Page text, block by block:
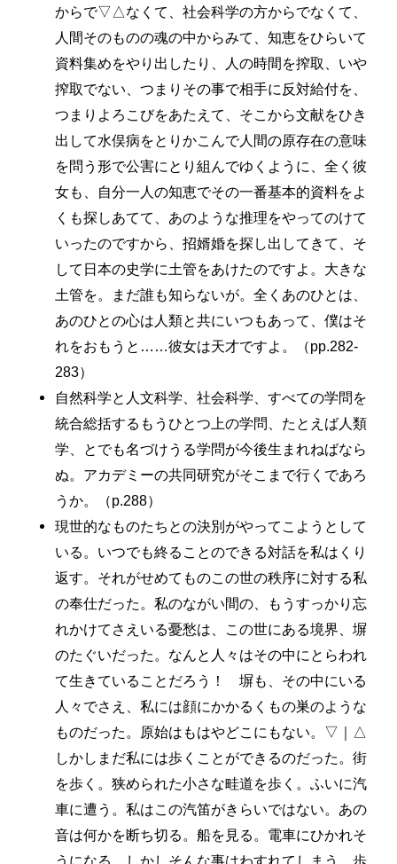
からで▽△なくて、社会科学の方からでなくて、
人間そのものの魂の中からみて、知恵をひらいて
資料集めをやり出したり、人の時間を搾取、いや
搾取でない、つまりその事で相手に反対給付を、
つまりよろこびをあたえて、そこから文献をひき
出して水俣病をとりかこんで人間の原存在の意味
を問う形で公害にとり組んでゆくように、全く彼
女も、自分一人の知恵でその一番基本的資料をよ
くも探しあてて、あのような推理をやってのけて
いったのですから、招婿婚を探し出してきて、そ
して日本の史学に土管をあけたのですよ。大きな
土管を。まだ誰も知らないが。全くあのひとは、
あのひとの心は人類と共にいつもあって、僕はそ
れをおもうと……彼女は天才ですよ。（pp.282-
283）
自然科学と人文科学、社会科学、すべての学問を
統合総括するもうひとつ上の学問、たとえば人類
学、とでも名づけうる学問が今後生まれねばなら
ぬ。アカデミーの共同研究がそこまで行くであろ
うか。（p.288）
現世的なものたちとの決別がやってこようとして
いる。いつでも終ることのできる対話を私はくり
返す。それがせめてものこの世の秩序に対する私
の奉仕だった。私のながい間の、もうすっかり忘
れかけてさえいる憂愁は、この世にある境界、塀
のたぐいだった。なんと人々はその中にとらわれ
て生きていることだろう！ 塀も、その中にいる
人々でさえ、私には顔にかかるくもの巣のような
ものだった。原始はもはやどこにもない。▽｜△
しかしまだ私には歩くことができるのだった。街
を歩く。狭められた小さな畦道を歩く。ふいに汽
車に遭う。私はこの汽笛がきらいではない。あの
音は何かを断ち切る。船を見る。電車にひかれそ
うになる。しかしそんな事はわすれてしまう。歩